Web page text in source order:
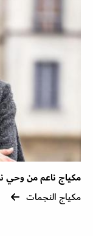
مكياج ناعم من وحي
مكياج النجمات